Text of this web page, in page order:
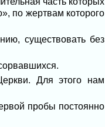
по жертвам которого
существовать без
Для этого нам
пробы постоянно